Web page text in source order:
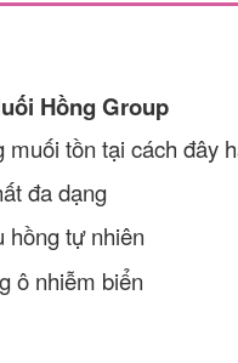
Hồng Group
tồn tại cách đây
đa dạng
tự nhiên
ô nhiễm biển